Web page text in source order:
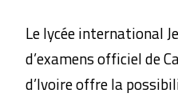
Le lycée international
d’examens officiel de
d’Ivoire offre la